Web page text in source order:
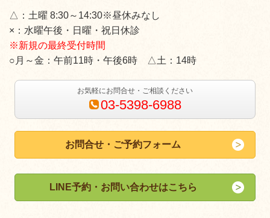
△： 土曜 8:30～14:30※昼休みなし
×：水曜午後・日曜・祝日休診
※新規の最終受付時間
○月～金：午前11時・午後6時 △土：14時
お気軽にお問合せ・ご相談ください
03-5398-6988
お問合せ・ご予約フォーム
LINE予約・お問い合わせはこちら